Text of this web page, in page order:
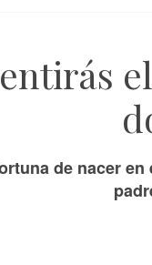
de nacer